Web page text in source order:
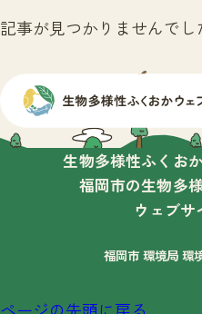
記事が見つかりませんでし
生物多様性ふくお
福岡市の生物多
ウェブサ
福岡市 環境局 環